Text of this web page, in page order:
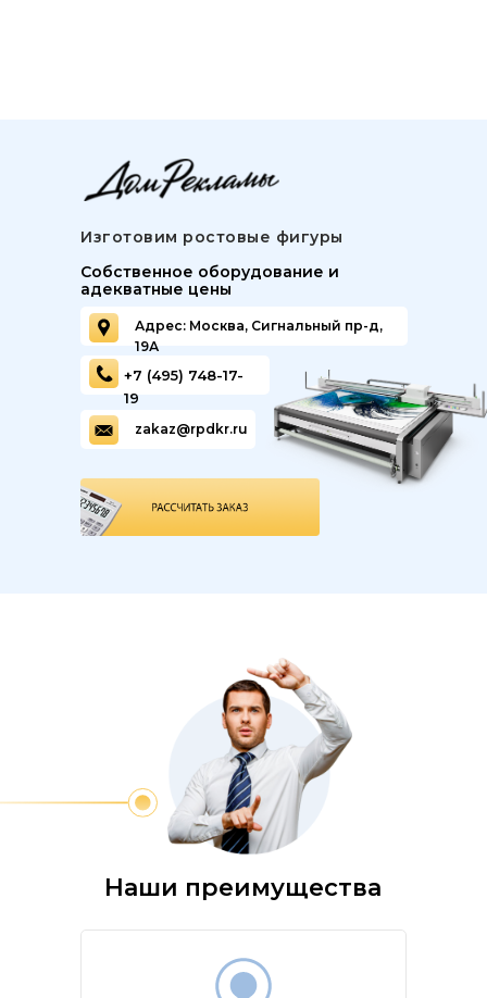
Изготовим ростовые фигуры
+7 (495) 748-17-
19
zakaz@rpdkr.ru
Адрес: Москва, Сигнальный пр-д,
19А
Собственное оборудование и
адекватные цены
Наши преимущества